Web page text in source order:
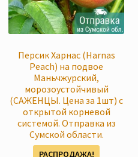
Персик Харнас (Harnas
Peach) на подвое
Маньчжурский,
морозоустойчивый
(САЖЕНЦЫ. Цена за 1шт) с
открытой корневой
системой. Отправка из
Сумской области.
РАСПРОДАЖА!